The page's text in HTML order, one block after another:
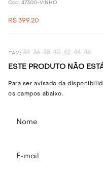
Cod: 47300-VINHO
R$ 399,20
34 36 38 40 42 44 46
ESTE PRODUTO NÃO
Para ser avisado da
os campos abaixo.